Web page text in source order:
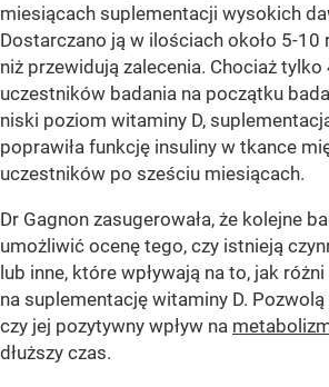
miesiącach suplementacji wysokich
Dostarczano ją w ilościach około 5-10
niż przewidują zalecenia. Chociaż
uczestników badania na początku
niski poziom witaminy D,
poprawiła funkcję insuliny w tkance
uczestników po sześciu miesiącach.
Dr Gagnon zasugerowała, że kolejne
umożliwić ocenę tego, czy istnieją
lub inne, które wpływają na to, jak
na suplementację witaminy D.
czy jej pozytywny wpływ na
dłuższy czas.